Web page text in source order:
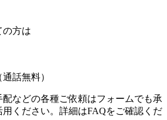
の方は
話無料）
などの各種ご依頼はフォームでも承
用ください。詳細はFAQをご確認くだ